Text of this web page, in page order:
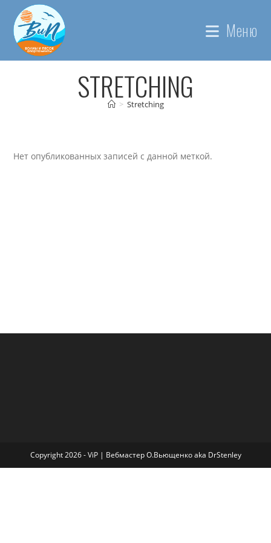
Перейти
содержимому
Меню
STRETCHING
> Stretching
Нет опубликованных записей с данной меткой.
Copyright 2026 - ViP | Вебмастер О.Вьющенко aka DrStenley